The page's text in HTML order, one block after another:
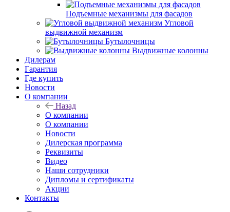
Подъемные механизмы для фасадов
Угловой
выдвижной механизм
Бутылочницы
Выдвижные колонны
Дилерам
Гарантия
Где купить
Новости
О компании
Назад
О компании
О компании
Новости
Дилерская программа
Реквизиты
Видео
Наши сотрудники
Дипломы и сертификаты
Акции
Контакты